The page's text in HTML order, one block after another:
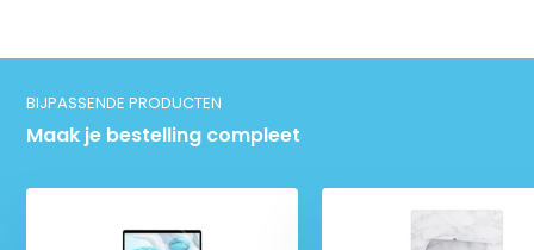
BIJPASSENDE PRODUCTEN
Maak je bestelling compleet